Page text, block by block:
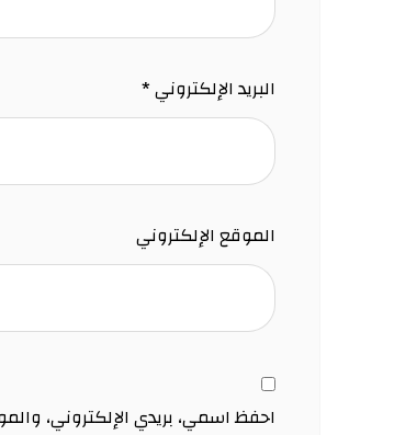
البريد الإلكتروني*
الموقع الإلكتروني
احفظ اسمي، بريدي الإلكتروني،